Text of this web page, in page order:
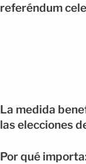
referéndum
La medida
las elecciones
Por qué